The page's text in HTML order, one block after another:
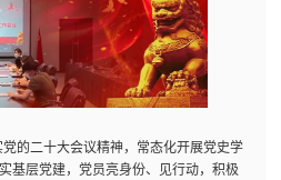
的二十大会议精神，常态化开展党史学
基层党建，党员亮身份、见行动，积极